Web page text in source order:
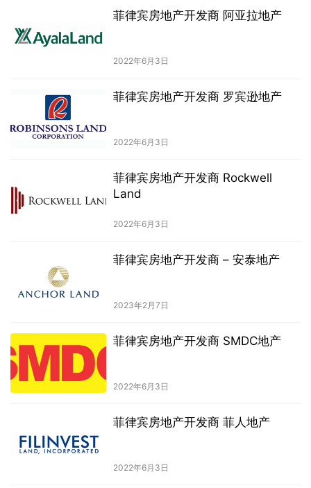
菲律宾房地产开发商 阿亚拉地产
2022年6月3日
菲律宾房地产开发商 罗宾逊地产
2022年6月3日
菲律宾房地产开发商 Rockwell
Land
2022年6月3日
菲律宾房地产开发商 – 安泰地产
2023年2月7日
菲律宾房地产开发商 SMDC地产
2022年6月3日
菲律宾房地产开发商 菲人地产
2022年6月3日